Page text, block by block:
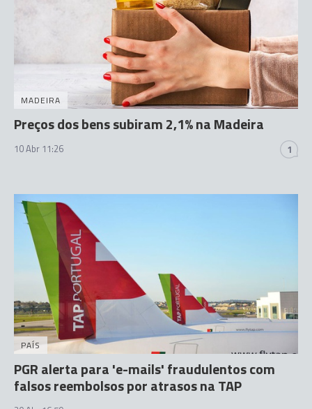
MADEIRA
Preços dos bens subiram 2,1% na Madeira
10 Abr 11:26 1
PAÍS
PGR alerta para 'e-mails' fraudulentos com
falsos reembolsos por atrasos na TAP